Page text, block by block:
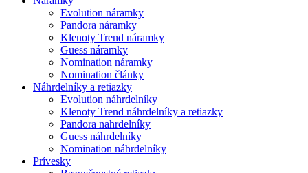
Evolution náramky
Pandora náramky
Klenoty Trend náramky
Guess náramky
Nomination náramky
Nomination články
Náhrdelníky a retiazky
Evolution náhrdelníky
Klenoty Trend náhrdelníky a retiazky
Pandora nahrdelníky
Guess náhrdelníky
Nomination náhrdelníky
Prívesky